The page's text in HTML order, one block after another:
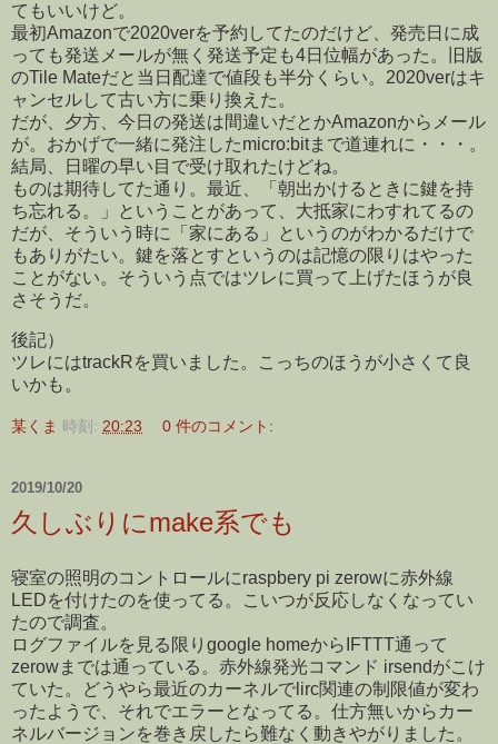
てもいいけど。
最初Amazonで2020verを予約してたのだけど、発売日に成
っても発送メールが無く発送予定も4日位幅があった。旧版
のTile Mateだと当日配達で値段も半分くらい。2020verはキ
ャンセルして古い方に乗り換えた。
だが、夕方、今日の発送は間違いだとかAmazonからメール
が。おかげで一緒に発注したmicro:bitまで道連れに・・・。
結局、日曜の早い目で受け取れたけどね。
ものは期待してた通り。最近、「朝出かけるときに鍵を持
ち忘れる。」ということがあって、大抵家にわすれてるの
だが、そういう時に「家にある」というのがわかるだけで
もありがたい。鍵を落とすというのは記憶の限りはやった
ことがない。そういう点ではツレに買って上げたほうが良
さそうだ。
後記）
ツレにはtrackRを買いました。こっちのほうが小さくて良
いかも。
某くま 時刻: 20:23 0 件のコメント:
2019/10/20
久しぶりにmake系でも
寝室の照明のコントロールにraspbery pi zerowに赤外線
LEDを付けたのを使ってる。こいつが反応しなくなってい
たので調査。
ログファイルを見る限りgoogle homeからIFTTT通って
zerowまでは通っている。赤外線発光コマンド irsendがこけ
ていた。どうやら最近のカーネルでlirc関連の制限値が変わ
ったようで、それでエラーとなってる。仕方無いからカー
ネルバージョンを巻き戻したら難なく動きやがりました。